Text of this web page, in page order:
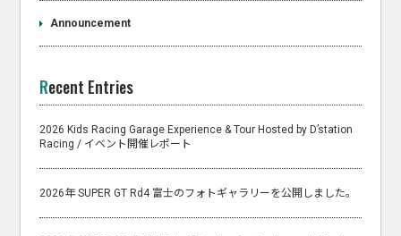
Announcement
Recent Entries
2026 Kids Racing Garage Experience & Tour Hosted by D’station
Racing / イベント開催レポート
2026年 SUPER GT Rd4 富士のフォトギャラリーを公開しました。